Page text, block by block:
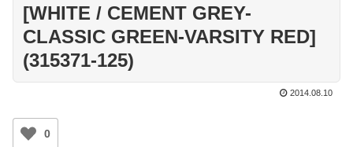
[WHITE / CEMENT GREY-
CLASSIC GREEN-VARSITY RED]
(315371-125)
2014.08.10
0